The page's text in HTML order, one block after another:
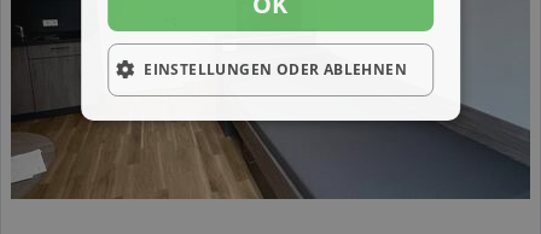
EINSTELLUNGEN ODER ABLEHNEN